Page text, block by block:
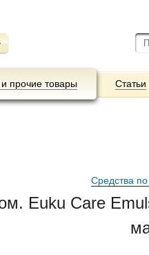
прочие товары Статьи
Средства
Euku Care